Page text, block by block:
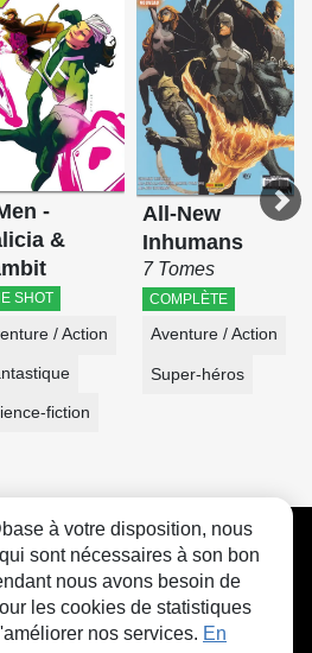
-
&
SHOT
/ Action
fiction
All-New
Inhumans
7 Tomes
COMPLÈTE
Aventure / Action
Super-héros
Contact Cookies
à votre disposition, nous
sont nécessaires à son bon
nous avons besoin de
les cookies de statistiques
nos services. En